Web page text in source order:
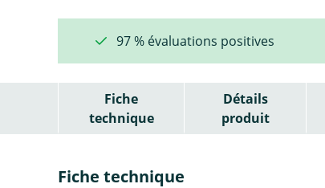
97 % évaluations positives
Fiche
technique
Détails
produit
Fiche technique